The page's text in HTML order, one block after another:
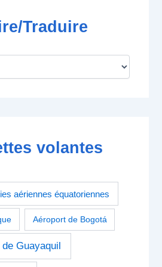
Traduire
volantes
aériennes équatoriennes
Aéroport de Bogotá
Guayaquil